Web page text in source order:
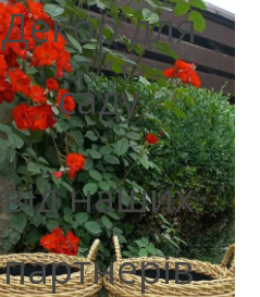
Декор для
саду
від наших
партнерів